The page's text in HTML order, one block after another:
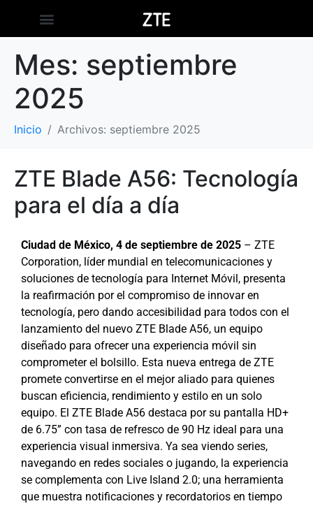
Mes: septiembre
2025
Inicio Archivos: septiembre 2025
ZTE Blade A56: Tecnología
para el día a día
Ciudad de México, 4 de septiembre de 2025 – ZTE
Corporation, líder mundial en telecomunicaciones y
soluciones de tecnología para Internet Móvil, presenta
la reafirmación por el compromiso de innovar en
tecnología, pero dando accesibilidad para todos con el
lanzamiento del nuevo ZTE Blade A56, un equipo
diseñado para ofrecer una experiencia móvil sin
comprometer el bolsillo. Esta nueva entrega de ZTE
promete convertirse en el mejor aliado para quienes
buscan eficiencia, rendimiento y estilo en un solo
equipo. El ZTE Blade A56 destaca por su pantalla HD+
de 6.75” con tasa de refresco de 90 Hz ideal para una
experiencia visual inmersiva. Ya sea viendo series,
navegando en redes sociales o jugando, la experiencia
se complementa con Live Island 2.0; una herramienta
que muestra notificaciones y recordatorios en tiempo